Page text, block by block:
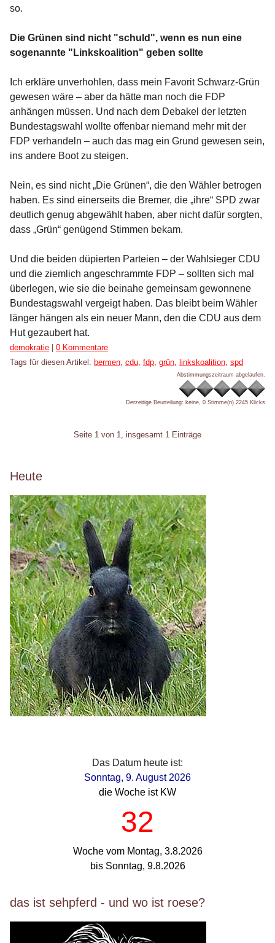
so.
Die Grünen sind nicht "schuld", wenn es nun eine
sogenannte "Linkskoalition" geben sollte
Ich erkläre unverhohlen, dass mein Favorit Schwarz-Grün
gewesen wäre – aber da hätte man noch die FDP
anhängen müssen. Und nach dem Debakel der letzten
Bundestagswahl wollte offenbar niemand mehr mit der
FDP verhandeln – auch das mag ein Grund gewesen sein,
ins andere Boot zu steigen.
Nein, es sind nicht „Die Grünen“, die den Wähler betrogen
haben. Es sind einerseits die Bremer, die „ihre“ SPD zwar
deutlich genug abgewählt haben, aber nicht dafür sorgten,
dass „Grün“ genügend Stimmen bekam.
Und die beiden düpierten Parteien – der Wahlsieger CDU
und die ziemlich angeschrammte FDP – sollten sich mal
überlegen, wie sie die beinahe gemeinsam gewonnene
Bundestagswahl vergeigt haben. Das bleibt beim Wähler
länger hängen als ein neuer Mann, den die CDU aus dem
Hut gezaubert hat.
Kategorien:
demokratie
0 Kommentare
Tags für diesen Artikel: bermen, cdu, fdp, grün, linkskoalition, spd
Abstimmungszeitraum abgelaufen.
Derzeitige Beurteilung: keine, 0 Stimme(n) 2245 Klicks
Seite 1 von 1, insgesamt 1 Einträge
Seitenleiste
Heute
Das Datum heute ist:
Sonntag, 9. August 2026
die Woche ist KW
32
Woche vom Montag, 3.8.2026
bis Sonntag, 9.8.2026
das ist sehpferd - und wo ist roese?